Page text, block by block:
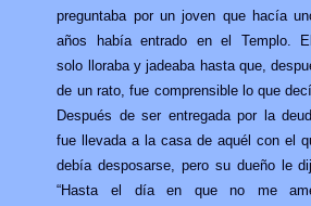
preguntaba por un joven que hacía
años había entrado en el Templo.
solo lloraba y jadeaba hasta que,
de un rato, fue comprensible lo que
Después de ser entregada por la
fue llevada a la casa de aquél con el
debía desposarse, pero su dueño le
“Hasta el día en que no me